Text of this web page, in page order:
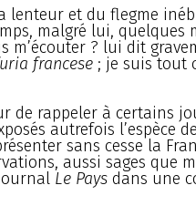
lenteur et du flegme
malgré lui, quelques
m’écouter ? lui dit
francese ; je suis tout
de rappeler à certains
autrefois l’espèce
sans cesse la
aussi sages que
Le Pays dans une